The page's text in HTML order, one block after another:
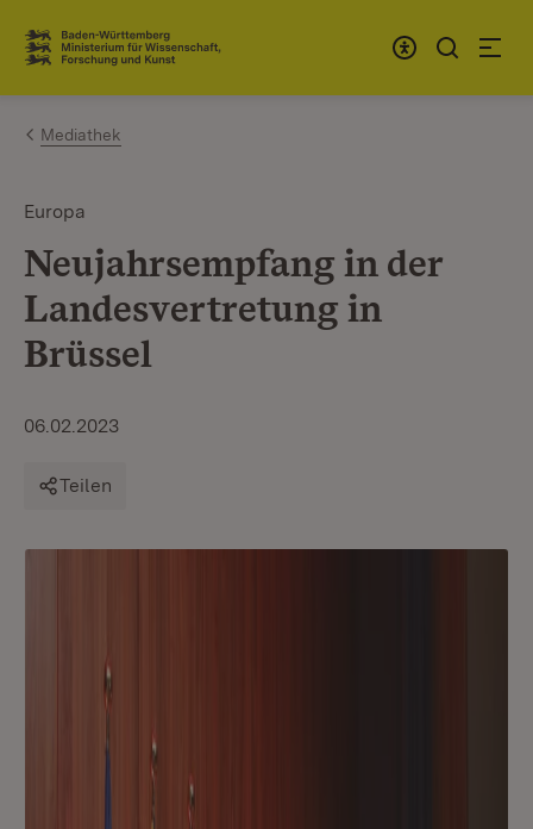
Zum Inhalt springen
Link zur Startseite
Mediathek
Europa
Neujahrsempfang in der
Landesvertretung in
Brüssel
06.02.2023
Teilen